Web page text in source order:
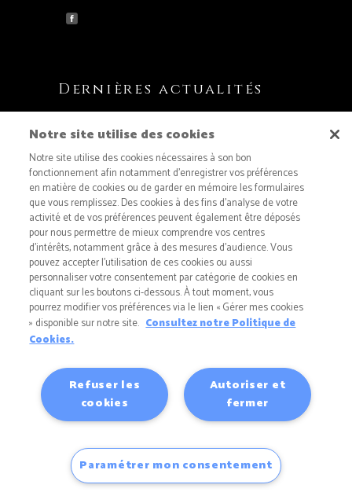
Dernières actualités
Regard sur l’Assemblée générale de l’AREA
15 juillet 2026
Le vélo s’invite à la fromagerie Matocq !
8 juillet 2026
Retour sur le Ouzom Tour Trail
Mentions légales
Politique de données
personnelles|Politique de cookies|Mentions
d'informations RGPD
Accessibilité
MATOCQ | Créé par la sociétéAelexa
Notre site utilise des cookies
Notre site utilise des cookies nécessaires à son bon
fonctionnement afin notamment d’enregistrer vos préférences
en matière de cookies ou de garder en mémoire les formulaires
que vous remplissez. Des cookies à des fins d’analyse de votre
activité et de vos préférences peuvent également être déposés
pour nous permettre de mieux comprendre vos centres
d'intérêts, notamment grâce à des mesures d’audience. Vous
pouvez accepter l’utilisation de ces cookies ou aussi
personnaliser votre consentement par catégorie de cookies en
cliquant sur les boutons ci-dessous. À tout moment, vous
pourrez modifier vos préférences via le lien « Gérer mes cookies
» disponible sur notre site. Consultez notre Politique de
Cookies.
Autoriser et
fermer
Refuser les
cookies
Paramétrer mon consentement